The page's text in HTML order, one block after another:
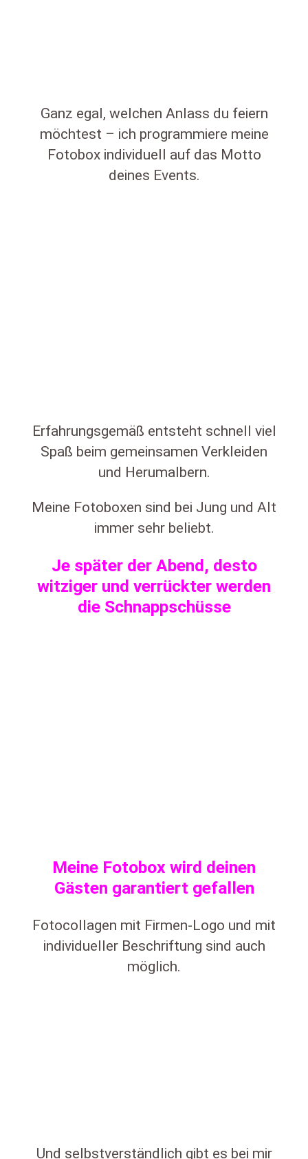
Ganz egal, welchen Anlass du feiern
möchtest – ich programmiere meine
Fotobox individuell auf das Motto
deines Events.
Erfahrungsgemäß entsteht schnell viel
Spaß beim gemeinsamen Verkleiden
und Herumalbern.
Meine Fotoboxen sind bei Jung und Alt
immer sehr beliebt.
Je später der Abend, desto
witziger und verrückter werden
die Schnappschüsse
Meine Fotobox wird deinen
Gästen garantiert gefallen
Fotocollagen mit Firmen-Logo und mit
individueller Beschriftung sind auch
möglich.
Und selbstverständlich gibt es bei mir